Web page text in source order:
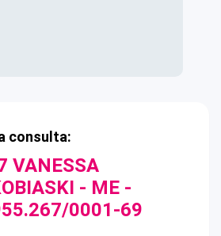
consulta:
VANESSA
- ME -
0001-69